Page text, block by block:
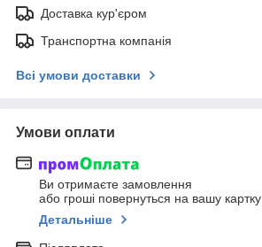
Доставка кур'єром
Транспортна компанія
Всі умови доставки
Умови оплати
Ви отримаєте замовлення
або гроші повернуться на вашу картку
Детальніше